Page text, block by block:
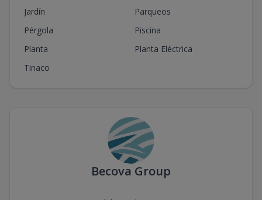
Jardín
Parqueos
Pérgola
Piscina
Planta
Planta Eléctrica
Tinaco
Becova Group